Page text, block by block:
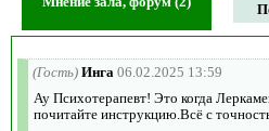
(Гость) Инга 06.02.2025 13:59
Ау Психотерапевт! Это когда
почитайте инструкцию.Всё с